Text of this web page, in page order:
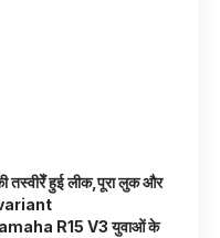
हुई लीक,पूरा लुक और
R15 V3 युवाओं के